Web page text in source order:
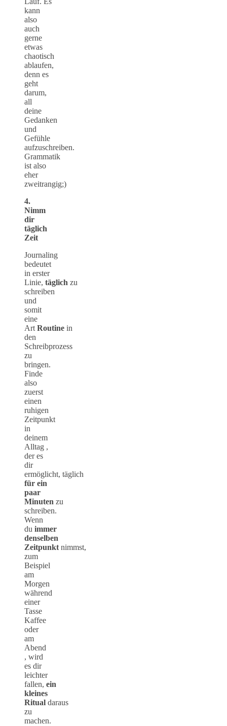
kann
also
auch
gerne
etwas
chaotisch
ablaufen,
denn es
geht
darum,
all
deine
Gedanken
und
Gefühle
aufzuschreiben.
Grammatik
ist also
eher
zweitrangig;)
4.
Nimm
dir
täglich
Zeit
Journaling
bedeutet
in erster
Linie, täglich zu
schreiben
und
somit
eine
Art Routine in
den
Schreibprozess
zu
bringen.
Finde
also
zuerst
einen
ruhigen
Zeitpunkt
in
deinem
Alltag ,
der es
dir
ermöglicht, täglich
für ein
paar
Minuten zu
schreiben.
Wenn
du immer
denselben
Zeitpunkt nimmst,
zum
Beispiel
am
Morgen
während
einer
Tasse
Kaffee
oder
am
Abend
, wird
es dir
leichter
fallen, ein
kleines
Ritual daraus
zu
machen.